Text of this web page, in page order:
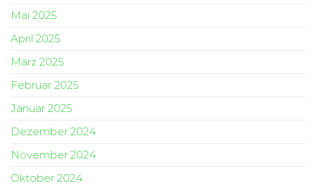
Mai 2025
April 2025
März 2025
Februar 2025
Januar 2025
Dezember 2024
November 2024
Oktober 2024